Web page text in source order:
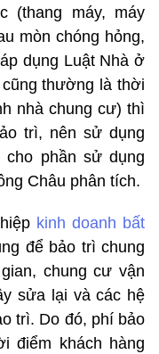
(thang máy, máy
mòn chóng hỏng,
dụng Luật Nhà ở
thường là thời
nhà chung cư) thì
trì, nên sử dụng
cho phần sử dụng
Châu phân tích.
kinh doanh bất
để bảo trì chung
chung cư vận
sửa lại và các hệ
trì. Do đó, phí bảo
điểm khách hàng